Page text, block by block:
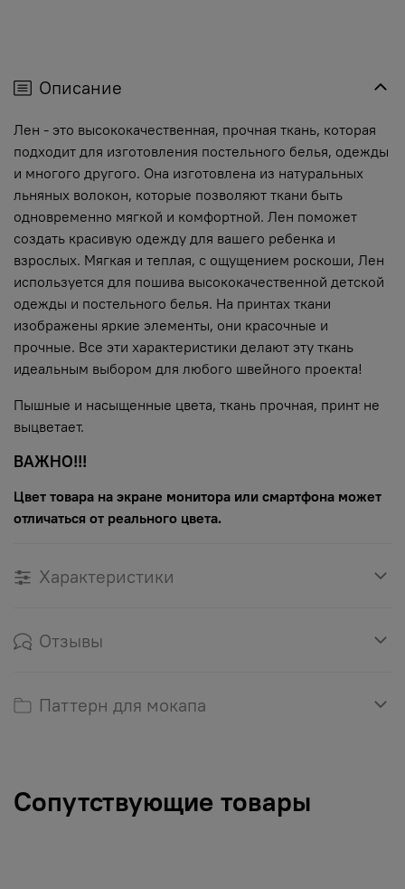
Описание
Лен - это высококачественная, прочная ткань, которая
подходит для изготовления постельного белья, одежды
и многого другого. Она изготовлена из натуральных
льняных волокон, которые позволяют ткани быть
одновременно мягкой и комфортной. Лен поможет
создать красивую одежду для вашего ребенка и
взрослых. Мягкая и теплая, с ощущением роскоши, Лен
используется для пошива высококачественной детской
одежды и постельного белья. На принтах ткани
изображены яркие элементы, они красочные и
прочные. Все эти характеристики делают эту ткань
идеальным выбором для любого швейного проекта!
Пышные и насыщенные цвета, ткань прочная, принт не
выцветает.
ВАЖНО!!!
Цвет товара на экране монитора или смартфона может
отличаться от реального цвета.
Характеристики
Отзывы
Паттерн для мокапа
Сопутствующие товары